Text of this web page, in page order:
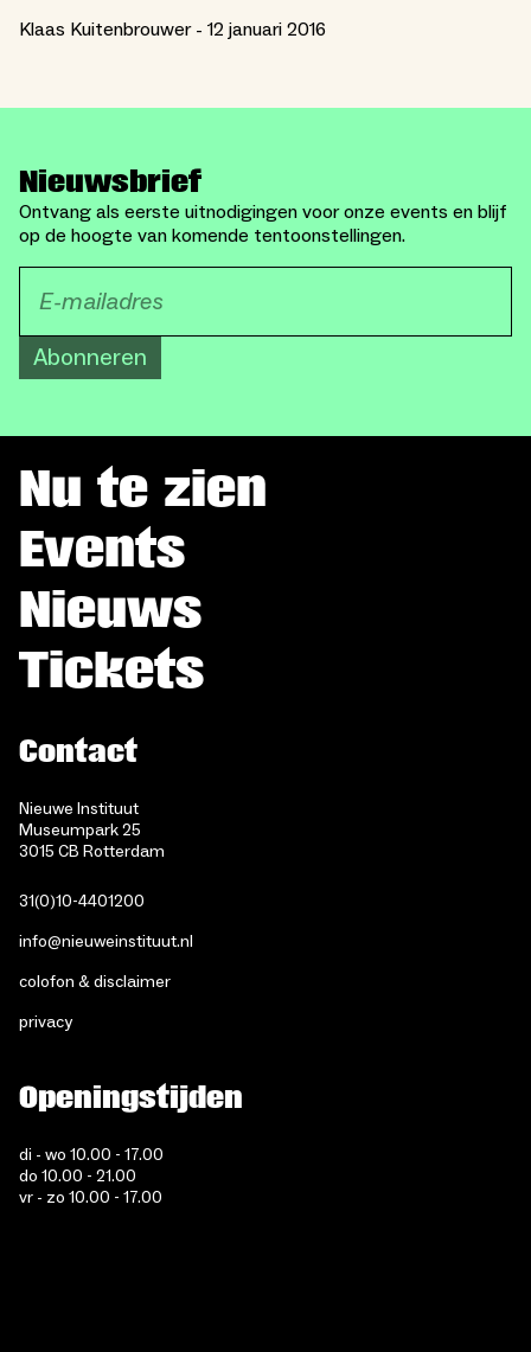
Klaas Kuitenbrouwer - 12 januari 2016
Nieuwsbrief
Ontvang als eerste uitnodigingen voor onze events en blijf
op de hoogte van komende tentoonstellingen.
Abonneren
Nu te zien
Events
Nieuws
Tickets
Contact
Nieuwe Instituut
Museumpark 25
3015 CB Rotterdam
31(0)10-4401200
info@nieuweinstituut.nl
colofon & disclaimer
privacy
Openingstijden
di - wo 10.00 - 17.00
do 10.00 - 21.00
vr - zo 10.00 - 17.00